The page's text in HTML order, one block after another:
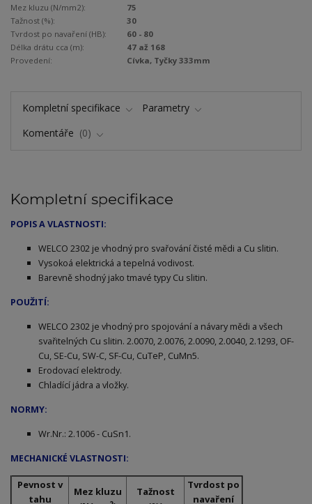
Mez kluzu (N/mm2):
75
Tažnost (%):
30
Tvrdost po navaření (HB):
60 - 80
Délka drátu cca (m):
47 až 168
Provedení:
Cívka, Tyčky 333mm
Kompletní specifikace
Parametry
Komentáře
0
Kompletní specifikace
POPIS A VLASTNOSTI:
WELCO 2302 je vhodný pro svařování čisté mědi a Cu slitin.
Vysokoá elektrická a tepelná vodivost.
Barevně shodný jako tmavé typy Cu slitin.
POUŽITÍ:
WELCO 2302 je vhodný pro spojování a návary mědi a všech
svařitelných Cu slitin. 2.0070, 2.0076, 2.0090, 2.0040, 2.1293, OF-
Cu, SE-Cu, SW-C, SF-Cu, CuTeP, CuMn5.
Erodovací elektrody.
Chladící jádra a vložky.
NORMY:
Wr.Nr.: 2.1006 - CuSn1.
MECHANICKÉ VLASTNOSTI:
Pevnost v
tahu
Mez kluzu
Tažnost
Tvrdost po
navaření